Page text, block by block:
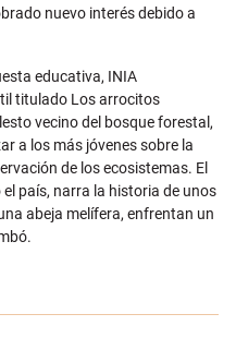
nuevo interés debido a
educativa, INIA
titulado Los arrocitos
vecino del bosque forestal,
a los más jóvenes sobre la
de los ecosistemas. El
país, narra la historia de unos
abeja melífera, enfrentan un